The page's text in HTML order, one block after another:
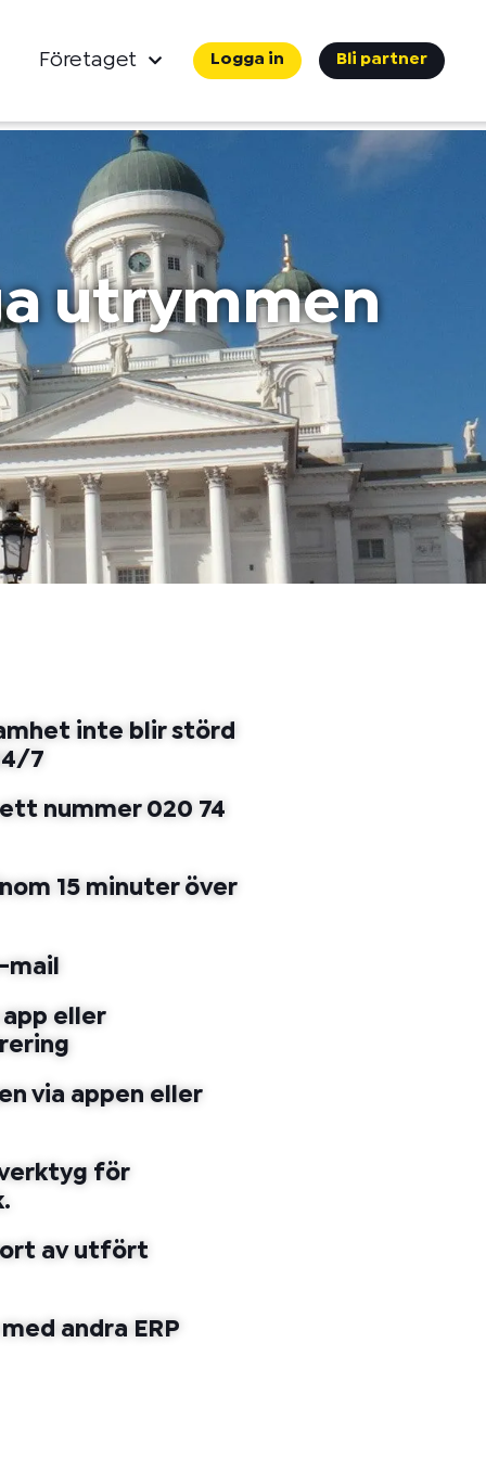
Företaget Logga in Bli partner
utrymmen
inte blir störd
7
nummer 020 74
15 minuter över
eller
via appen eller
för
av utfört
andra ERP